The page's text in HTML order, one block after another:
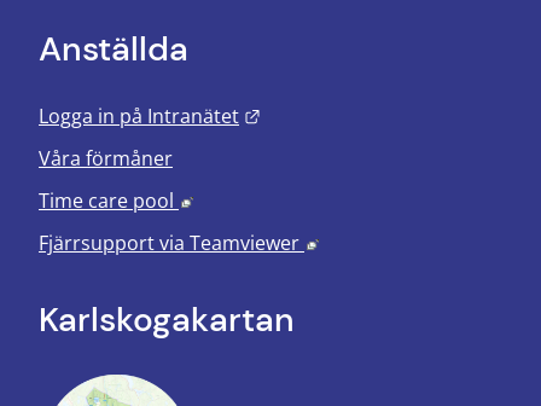
Anställda
Logga in på Intranätet
Våra förmåner
Time care pool
Länk till annan webbplats, öppnas i
Fjärrsupport via Teamviewer Länk till annan
Karlskoga­kartan